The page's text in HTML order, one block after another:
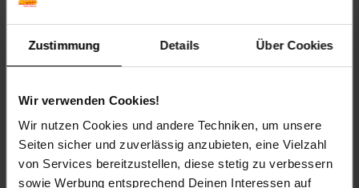
Zustimmung Details Über Cookies
Wir verwenden Cookies!
Wir nutzen Cookies und andere Techniken, um unsere
Seiten sicher und zuverlässig anzubieten, eine Vielzahl
von Services bereitzustellen, diese stetig zu verbessern
sowie Werbung entsprechend Deinen Interessen auf
Artikelnummer: 2602598000
EAN: 4311536025761
Bewertungen